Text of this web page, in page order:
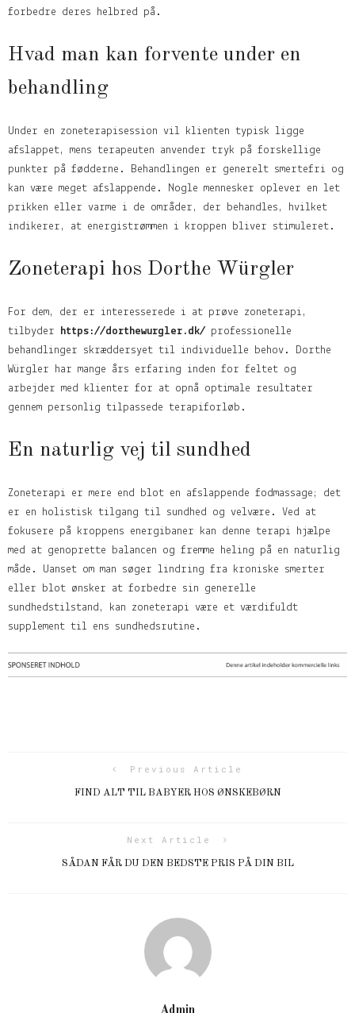
forbedre deres helbred på.
Hvad man kan forvente under en
behandling
Under en zoneterapisession vil klienten typisk ligge
afslappet, mens terapeuten anvender tryk på forskellige
punkter på fødderne. Behandlingen er generelt smertefri og
kan være meget afslappende. Nogle mennesker oplever en let
prikken eller varme i de områder, der behandles, hvilket
indikerer, at energistrømmen i kroppen bliver stimuleret.
Zoneterapi hos Dorthe Würgler
For dem, der er interesserede i at prøve zoneterapi,
tilbyder https://dorthewurgler.dk/ professionelle
behandlinger skræddersyet til individuelle behov. Dorthe
Würgler har mange års erfaring inden for feltet og
arbejder med klienter for at opnå optimale resultater
gennem personlig tilpassede terapiforløb.
En naturlig vej til sundhed
Zoneterapi er mere end blot en afslappende fodmassage; det
er en holistisk tilgang til sundhed og velvære. Ved at
fokusere på kroppens energibaner kan denne terapi hjælpe
med at genoprette balancen og fremme heling på en naturlig
måde. Uanset om man søger lindring fra kroniske smerter
eller blot ønsker at forbedre sin generelle
sundhedstilstand, kan zoneterapi være et værdifuldt
supplement til ens sundhedsrutine.
Previous Article
FIND ALT TIL BABYER HOS ØNSKEBØRN
Next Article
SÅDAN FÅR DU DEN BEDSTE PRIS PÅ DIN BIL